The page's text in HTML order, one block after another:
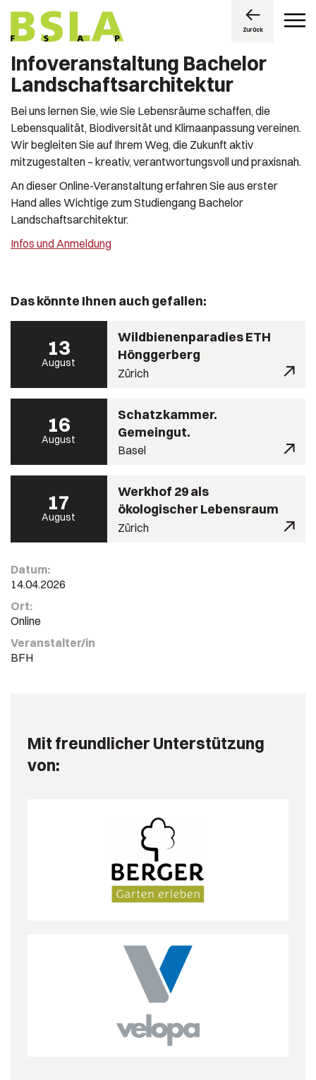
Zurück
Infoveranstaltung Bachelor
Landschaftsarchitektur
Bei uns lernen Sie, wie Sie Lebensräume schaffen, die
Lebensqualität, Biodiversität und Klimaanpassung vereinen.
Wir begleiten Sie auf Ihrem Weg, die Zukunft aktiv
mitzugestalten – kreativ, verantwortungsvoll und praxisnah.
An dieser Online-Veranstaltung erfahren Sie aus erster
Hand alles Wichtige zum Studiengang Bachelor
Landschaftsarchitektur.
Infos und Anmeldung
Das könnte Ihnen auch gefallen:
13
August
Wildbienenparadies ETH
Hönggerberg
Zürich
16
August
Schatzkammer.
Gemeingut.
Basel
17
August
Werkhof 29 als
ökologischer Lebensraum
Zürich
Datum:
14.04.2026
Ort:
Online
Veranstalter/in
BFH
Mit freundlicher Unterstützung
von: